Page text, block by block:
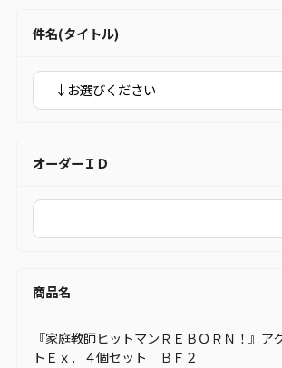
件名(タイトル)
オーダーＩＤ
商品名
『家庭教師ヒットマンＲＥＢＯＲＮ！』ア
トＥｘ．４個セット ＢＦ２